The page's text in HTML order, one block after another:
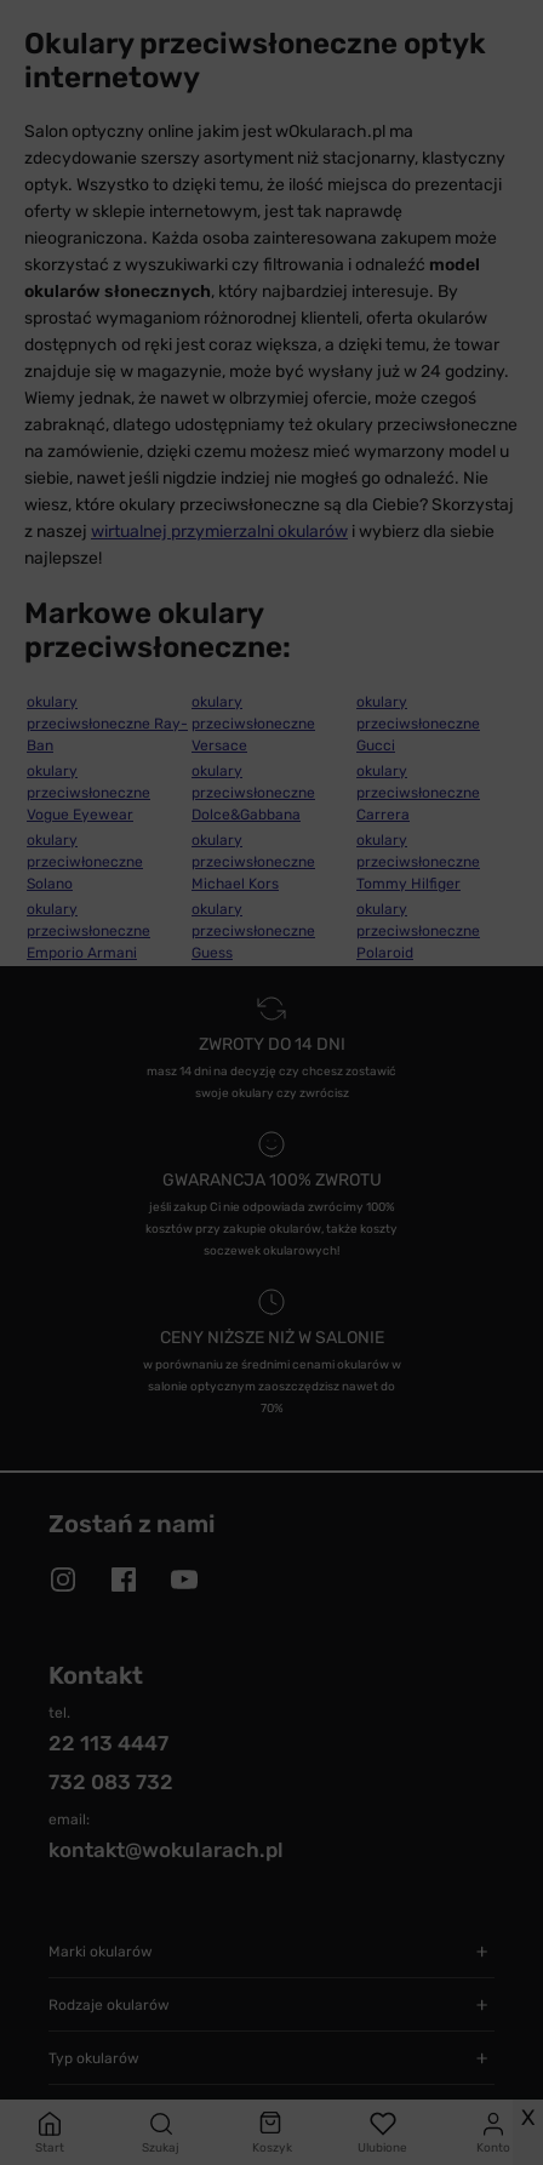
Start Szukaj Koszyk Ulubione Konto
Okulary przeciwsłoneczne optyk
internetowy
Salon optyczny online jakim jest wOkularach.pl ma
zdecydowanie szerszy asortyment niż stacjonarny, klastyczny
optyk. Wszystko to dzięki temu, że ilość miejsca do prezentacji
oferty w sklepie internetowym, jest tak naprawdę
nieograniczona. Każda osoba zainteresowana zakupem może
skorzystać z wyszukiwarki czy filtrowania i odnaleźć model
okularów słonecznych, który najbardziej interesuje. By
sprostać wymaganiom różnorodnej klienteli, oferta okularów
dostępnych od ręki jest coraz większa, a dzięki temu, że towar
znajduje się w magazynie, może być wysłany już w 24 godziny.
Wiemy jednak, że nawet w olbrzymiej ofercie, może czegoś
zabraknąć, dlatego udostępniamy też okulary przeciwsłoneczne
na zamówienie, dzięki czemu możesz mieć wymarzony model u
siebie, nawet jeśli nigdzie indziej nie mogłeś go odnaleźć. Nie
wiesz, które okulary przeciwsłoneczne są dla Ciebie? Skorzystaj
z naszej wirtualnej przymierzalni okularów i wybierz dla siebie
najlepsze!
Markowe okulary
przeciwsłoneczne:
okulary
przeciwsłoneczne Ray-
Ban
okulary
przeciwsłoneczne
Versace
okulary
przeciwsłoneczne
Gucci
okulary
przeciwsłoneczne
Vogue Eyewear
okulary
przeciwsłoneczne
Dolce&Gabbana
okulary
przeciwsłoneczne
Carrera
okulary
przeciwłoneczne
Solano
okulary
przeciwsłoneczne
Michael Kors
okulary
przeciwsłoneczne
Tommy Hilfiger
okulary
przeciwsłoneczne
Emporio Armani
okulary
przeciwsłoneczne
Guess
okulary
przeciwsłoneczne
Polaroid
ZWROTY DO 14 DNI
masz 14 dni na decyzję czy chcesz zostawić
swoje okulary czy zwrócisz
GWARANCJA 100% ZWROTU
jeśli zakup Ci nie odpowiada zwrócimy 100%
kosztów przy zakupie okularów, także koszty
soczewek okularowych!
CENY NIŻSZE NIŻ W SALONIE
w porównaniu ze średnimi cenami okularów w
salonie optycznym zaoszczędzisz nawet do
70%
Zostań z nami
Kontakt
tel.
22 113 4447
732 083 732
email:
kontakt@wokularach.pl
Marki okularów
Rodzaje okularów
Typ okularów
Informacje X